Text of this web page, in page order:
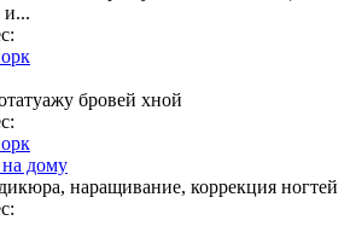
и...
бровей хной
дому
наращивание, коррекция ногтей